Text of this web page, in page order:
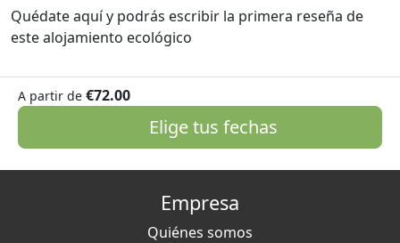
Quédate aquí y podrás escribir la primera reseña de
este alojamiento ecológico
A partir de €72.00
Elige tus fechas
Empresa
Quiénes somos